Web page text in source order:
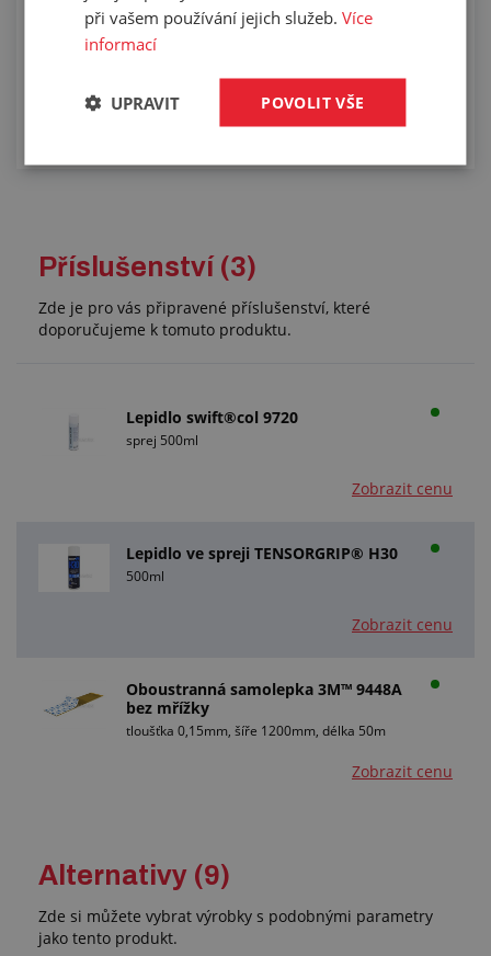
Výplně kufru na míru
Příslušenství (3)
Zde je pro vás připravené příslušenství, které
doporučujeme k tomuto produktu.
Lepidlo swift®col 9720
sprej 500ml
Zobrazit cenu
Lepidlo ve spreji TENSORGRIP® H30
500ml
Zobrazit cenu
Oboustranná samolepka 3M™ 9448A
bez mřížky
tloušťka 0,15mm, šíře 1200mm, délka 50m
Zobrazit cenu
Alternativy (9)
Zde si můžete vybrat výrobky s podobnými parametry
jako tento produkt.
při vašem používání jejich služeb.Více
informací
POVOLIT VŠE
UPRAVIT